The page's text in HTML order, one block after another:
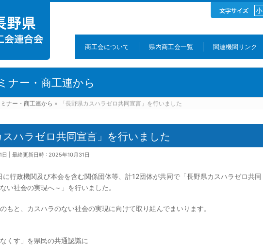
小
商工会について 県内商工会一覧 関連機関リンク
ナー・商工連から
ナー・商工連から » 「長野県カスハラゼロ共同宣言」を行いました
スハラゼロ共同宣言」を行いました
最終更新日時 : 2025年10月31日
行政機関及び本会を含む関係団体等、計12団体が共同で「長野県カスハラゼロ共同
い社会の実現へ～」を行いました。
もと、カスハラのない社会の実現に向けて取り組んでまいります。
くす」を県民の共通認識に